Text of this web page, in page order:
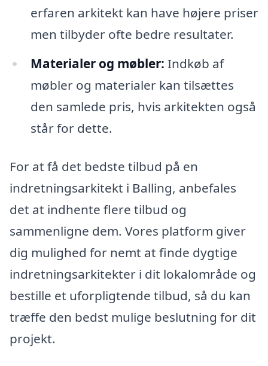
erfaren arkitekt kan have højere priser
men tilbyder ofte bedre resultater.
Materialer og møbler: Indkøb af
møbler og materialer kan tilsættes
den samlede pris, hvis arkitekten også
står for dette.
For at få det bedste tilbud på en
indretningsarkitekt i Balling, anbefales
det at indhente flere tilbud og
sammenligne dem. Vores platform giver
dig mulighed for nemt at finde dygtige
indretningsarkitekter i dit lokalområde og
bestille et uforpligtende tilbud, så du kan
træffe den bedst mulige beslutning for dit
projekt.